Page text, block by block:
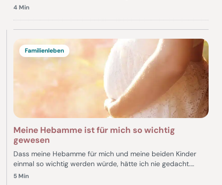
4 Min
Familienleben
Meine Hebamme ist für mich so wichtig
gewesen
Dass meine Hebamme für mich und meine beiden Kinder
einmal so wichtig werden würde, hätte ich nie gedacht.…
5 Min